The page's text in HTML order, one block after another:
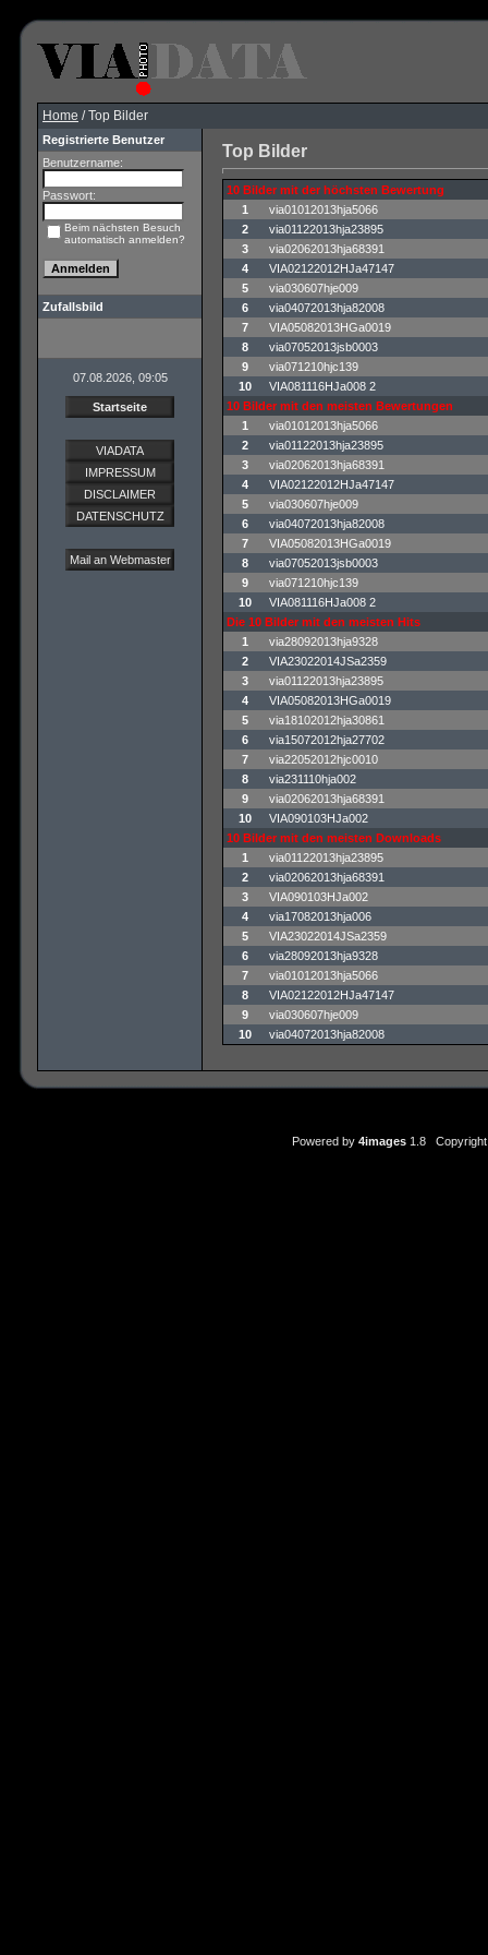
Home / Top Bilder
Registrierte Benutzer
Benutzername:
Passwort:
Beim nächsten Besuch
automatisch anmelden?
Zufallsbild
07.08.2026, 09:05
Startseite
VIADATA
IMPRESSUM
DISCLAIMER
DATENSCHUTZ
Mail an Webmaster
Top Bilder
10 Bilder mit der höchsten Bewertung
1
via01012013hja5066
2
via01122013hja23895
3
via02062013hja68391
4
VIA02122012HJa47147
5
via030607hje009
6
via04072013hja82008
7
VIA05082013HGa0019
8
via07052013jsb0003
9
via071210hjc139
10
VIA081116HJa008 2
10 Bilder mit den meisten Bewertungen
1
via01012013hja5066
2
via01122013hja23895
3
via02062013hja68391
4
VIA02122012HJa47147
5
via030607hje009
6
via04072013hja82008
7
VIA05082013HGa0019
8
via07052013jsb0003
9
via071210hjc139
10
VIA081116HJa008 2
Die 10 Bilder mit den meisten Hits
1
via28092013hja9328
2
VIA23022014JSa2359
3
via01122013hja23895
4
VIA05082013HGa0019
5
via18102012hja30861
6
via15072012hja27702
7
via22052012hjc0010
8
via231110hja002
9
via02062013hja68391
10
VIA090103HJa002
10 Bilder mit den meisten Downloads
1
via01122013hja23895
2
via02062013hja68391
3
VIA090103HJa002
4
via17082013hja006
5
VIA23022014JSa2359
6
via28092013hja9328
7
via01012013hja5066
8
VIA02122012HJa47147
9
via030607hje009
10
via04072013hja82008
Powered by 4images1.8 Copyright